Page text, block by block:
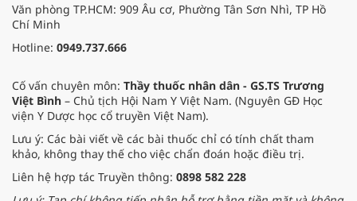
Văn phòng TP.HCM: 909 Âu cơ, Phường Tân Sơn Nhì, TP Hồ
Chí Minh
Hotline: 0949.737.666
Cố vấn chuyên môn: Thầy thuốc nhân dân - GS.TS Trương
Việt Bình – Chủ tịch Hội Nam Y Việt Nam. (Nguyên GĐ Học
viện Y Dược học cổ truyền Việt Nam).
Lưu ý: Các bài viết về các bài thuốc chỉ có tính chất tham
khảo, không thay thế cho việc chẩn đoán hoặc điều trị.
Liên hệ hợp tác Truyền thông: 0898 582 228